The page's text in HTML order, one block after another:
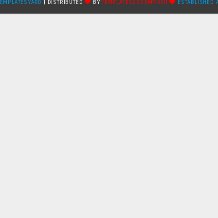
| DISTRIBUTED BYTEMPLATES2909MMXXII ESTABLISHED